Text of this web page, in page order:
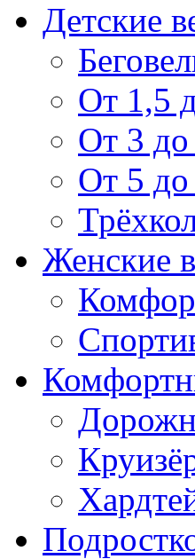
Детские
От 1,5
От 3
От 5
Женские